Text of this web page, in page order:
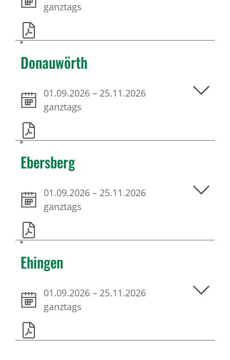
ganztags
Donauwörth
01.09.2026 – 25.11.2026
ganztags
Ebersberg
01.09.2026 – 25.11.2026
ganztags
Ehingen
01.09.2026 – 25.11.2026
ganztags